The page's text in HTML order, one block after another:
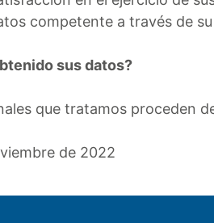
competente a través de
sus datos?
que tratamos proceden
de 2022